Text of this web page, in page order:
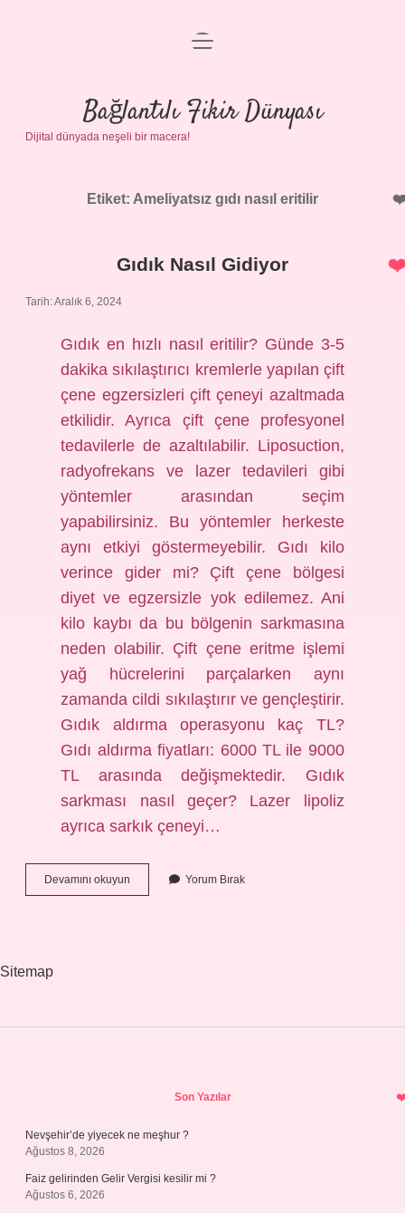
Anasayfa
Gizlilik Politikası
Yasal Uyarı
menüyü
Bağlantılı Fikir Dünyası
Dijital dünyada neşeli bir macera!
Etiket: Ameliyatsız gıdı nasıl eritilir
Gıdık Nasıl Gidiyor
Tarih: Aralık 6, 2024
Gıdık en hızlı nasıl eritilir? Günde 3-5
dakika sıkılaştırıcı kremlerle yapılan çift
çene egzersizleri çift çeneyi azaltmada
etkilidir. Ayrıca çift çene profesyonel
tedavilerle de azaltılabilir. Liposuction,
radyofrekans ve lazer tedavileri gibi
yöntemler arasından seçim
yapabilirsiniz. Bu yöntemler herkeste
aynı etkiyi göstermeyebilir. Gıdı kilo
verince gider mi? Çift çene bölgesi
diyet ve egzersizle yok edilemez. Ani
kilo kaybı da bu bölgenin sarkmasına
neden olabilir. Çift çene eritme işlemi
yağ hücrelerini parçalarken aynı
zamanda cildi sıkılaştırır ve gençleştirir.
Gıdık aldırma operasyonu kaç TL?
Gıdı aldırma fiyatları: 6000 TL ile 9000
TL arasında değişmektedir. Gıdık
sarkması nasıl geçer? Lazer lipoliz
ayrıca sarkık çeneyi…
Devamını okuyun
Nasıl
Yorum Bırak
Sitemap
Son Yazılar
Nevşehir’de yiyecek ne meşhur ?
Ağustos 8, 2026
Faiz gelirinden Gelir Vergisi kesilir mi ?
Ağustos 6, 2026